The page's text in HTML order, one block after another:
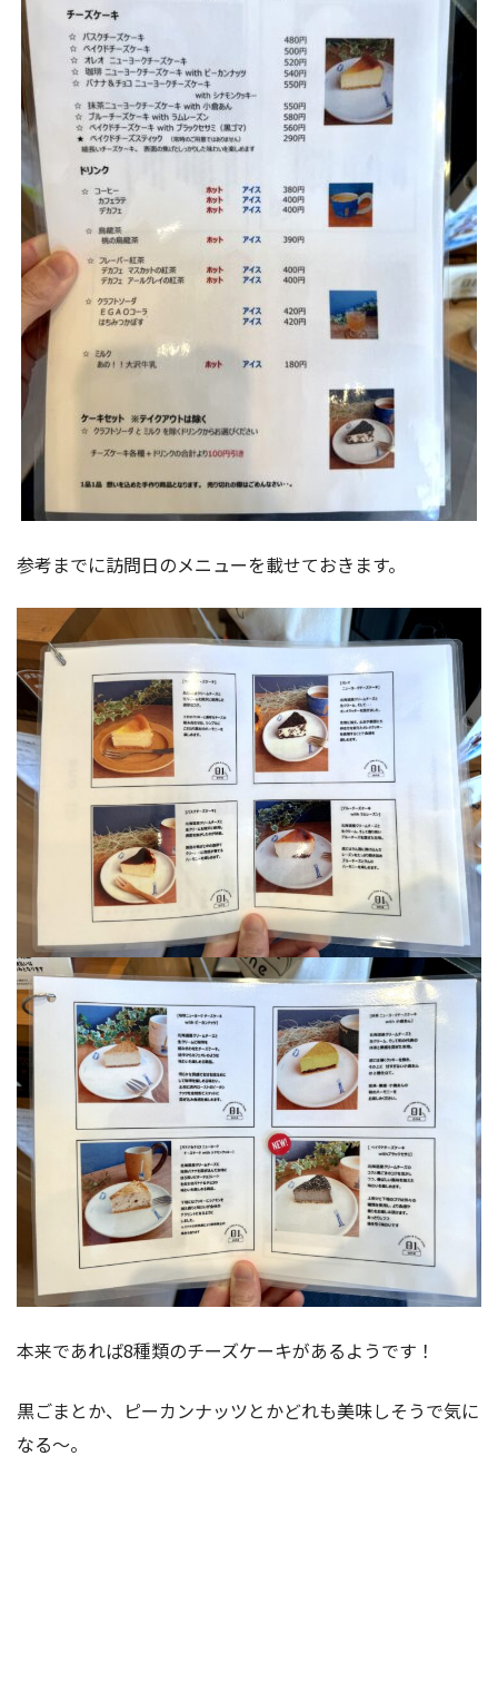
参考までに訪問日のメニューを載せておきます。
本来であれば8種類のチーズケーキがあるようです！
黒ごまとか、ピーカンナッツとかどれも美味しそうで気に
なる〜。